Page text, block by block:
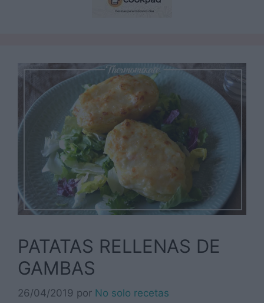
PATATAS RELLENAS DE
GAMBAS
26/04/2019 por No solo recetas